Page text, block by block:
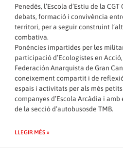
Penedès, l’Escola d’Estiu de la
debats, formació i convivència
territori, per a seguir construint
combativa.
Ponències impartides per les
participació d’Ecologistes en
Federación Anarquista de Gran
coneixement compartit i de
espais i activitats per als més
companyes d’Escola Arcàdia i
de la secció d’autobusosde TMB.
LLEGIR MÉS »